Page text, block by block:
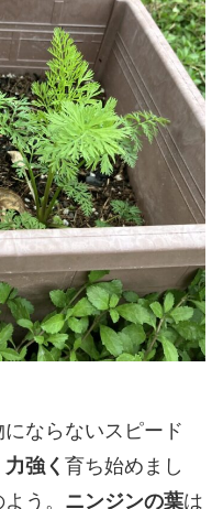
ならないスピード
強く 育ち始めまし
う。 ニンジンの葉は